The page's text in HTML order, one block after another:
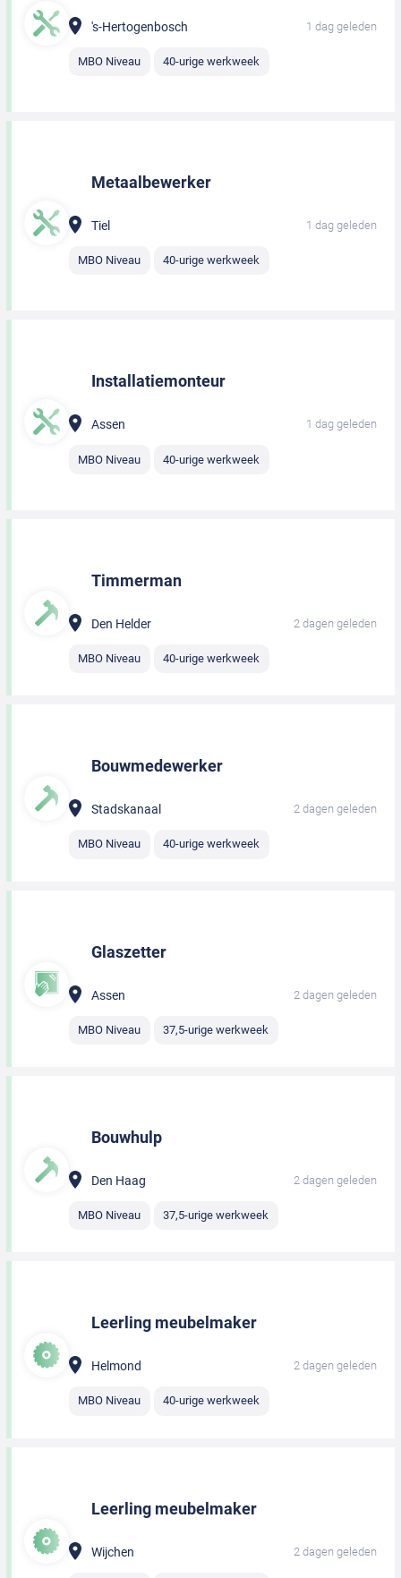
's-Hertogenbosch 1 dag geleden
MBO Niveau 40-urige werkweek
Metaalbewerker
Tiel 1 dag geleden
MBO Niveau 40-urige werkweek
Installatiemonteur
Assen 1 dag geleden
MBO Niveau 40-urige werkweek
Timmerman
Den Helder 2 dagen geleden
MBO Niveau 40-urige werkweek
Bouwmedewerker
Stadskanaal 2 dagen geleden
MBO Niveau 40-urige werkweek
Glaszetter
Assen 2 dagen geleden
MBO Niveau 37,5-urige werkweek
Bouwhulp
Den Haag 2 dagen geleden
MBO Niveau 37,5-urige werkweek
Leerling meubelmaker
Helmond 2 dagen geleden
MBO Niveau 40-urige werkweek
Leerling meubelmaker
Wijchen 2 dagen geleden